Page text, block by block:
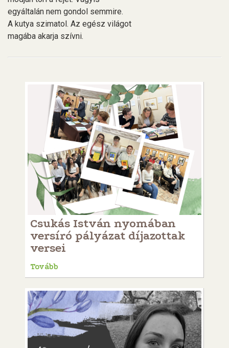
egyáltalán nem gondol semmire.
A kutya szimatol. Az egész világot
magába akarja szívni.
Csukás István nyomában
versíró pályázat díjazottak
versei
Tovább